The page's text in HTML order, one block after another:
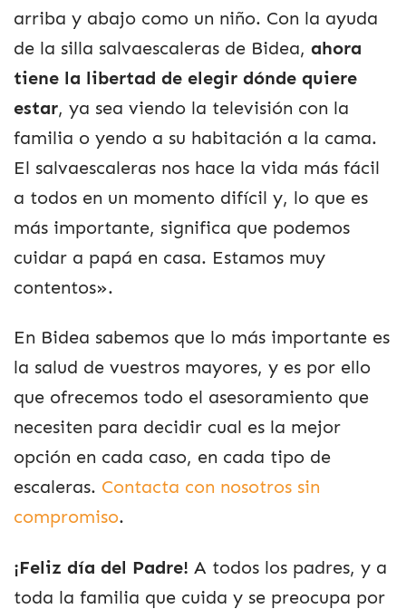
arriba y abajo como un niño. Con la ayuda
de la silla salvaescaleras de Bidea, ahora
tiene la libertad de elegir dónde quiere
estar, ya sea viendo la televisión con la
familia o yendo a su habitación a la cama.
El salvaescaleras nos hace la vida más fácil
a todos en un momento difícil y, lo que es
más importante, significa que podemos
cuidar a papá en casa. Estamos muy
contentos».
En Bidea sabemos que lo más importante es
la salud de vuestros mayores, y es por ello
que ofrecemos todo el asesoramiento que
necesiten para decidir cual es la mejor
opción en cada caso, en cada tipo de
escaleras. Contacta con nosotros sin
compromiso.
¡Feliz día del Padre! A todos los padres, y a
toda la familia que cuida y se preocupa por